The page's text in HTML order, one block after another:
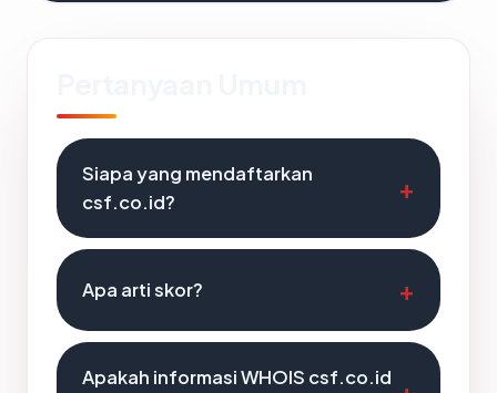
Siapa yang mendaftarkan
csf.co.id?
Apa arti skor?
Apakah informasi WHOIS csf.co.id